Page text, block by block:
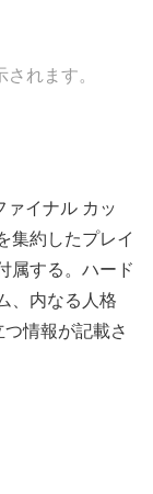
れます。
イナル カッ
集約したプレイ
属する。ハード
、内なる人格
情報が記載さ